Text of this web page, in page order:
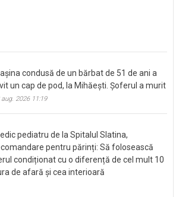
condusă de un bărbat de 51 de ani a
un cap de pod, la Mihăești. Șoferul a murit
aug. 2026 11:19
pediatru de la Spitalul Slatina,
pentru părinți: Să folosească
condiționat cu o diferență de cel mult 10
de afară și cea interioară